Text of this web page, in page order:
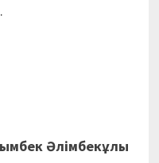
Әлімбекұлы